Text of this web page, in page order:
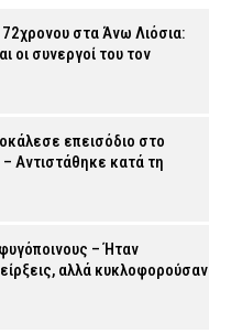
στα Άνω Λιόσια:
οι συνεργοί του τον
επεισόδιο στο
Αντιστάθηκε κατά τη
– Ήταν
αλλά κυκλοφορούσαν